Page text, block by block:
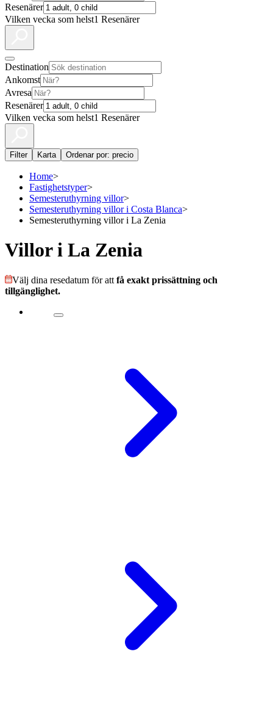
Resenärer
Vilken vecka som helst1 Resenärer
Destination
Ankomst
Avresa
Resenärer
Vilken vecka som helst1 Resenärer
Filter Karta Ordenar por: precio
Home>
Fastighetstyper>
Semesteruthyrning villor>
Semesteruthyrning villor i Costa Blanca>
Semesteruthyrning villor i La Zenia
Villor i La Zenia
Välj dina resedatum för att få exakt prissättning och
tillgänglighet.